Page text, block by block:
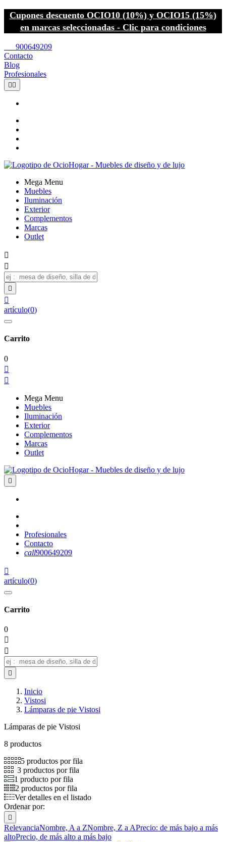
Cupones descuento OCIO10 (10%) y OCIO15 (15%)
en marcas seleccionadas - Clic para condiciones
900649209
Contacto
Blog
Profesionales
 
Mega Menu
Muebles
Iluminación
Exterior
Complementos
Marcas
Outlet




artículo(0)
Carrito
0


Mega Menu
Muebles
Iluminación
Exterior
Complementos
Marcas
Outlet

Profesionales
Contacto
call900649209

artículo(0)
Carrito
0



Inicio
Vistosi
Lámparas de pie Vistosi
Lámparas de pie Vistosi
8 productos
5 productos por fila
3 productos por fila
1 producto por fila
2 productos por fila
Ver detalles en el listado
Ordenar por:

RelevanciaNombre, A a ZNombre, Z a APrecio: de más bajo a más
altoPrecio, de más alto a más bajo